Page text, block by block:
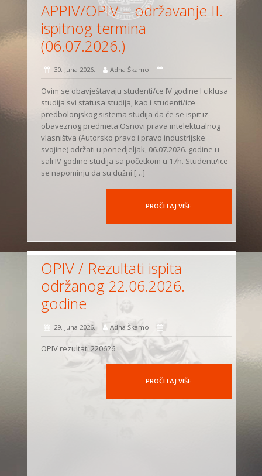
APPIV/OPIV – održavanje II.
ispitnog termina
(06.07.2026.)
30. Juna 2026. Adna Škamo
Ovim se obavještavaju studenti/ce IV godine I ciklusa
studija svi statusa studija, kao i studenti/ice
predbolonjskog sistema studija da će se ispit iz
obaveznog predmeta Osnovi prava intelektualnog
vlasništva (Autorsko pravo i pravo industrijske
svojine) održati u ponedjeljak, 06.07.2026. godine u
sali IV godine studija sa početkom u 17h. Studenti/ice
se napominju da su dužni […]
PROČITAJ VIŠE
OPIV / Rezultati ispita
održanog 22.06.2026.
godine
29. Juna 2026. Adna Škamo
OPIV rezultati 220626
PROČITAJ VIŠE